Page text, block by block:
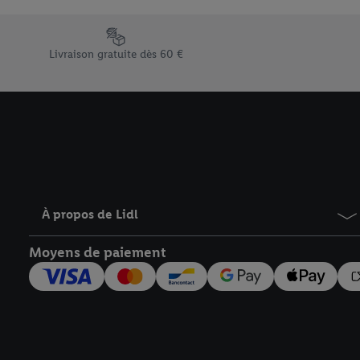
Élément du pied de page avec les différents arguments de
Livraison gratuite dès 60 €
À propos de Lidl
Moyens de paiement
informations sur la